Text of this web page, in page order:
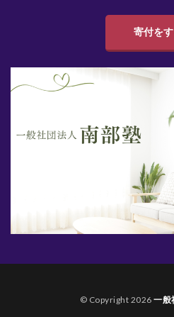
寄付を
© Copyright 2026 一般